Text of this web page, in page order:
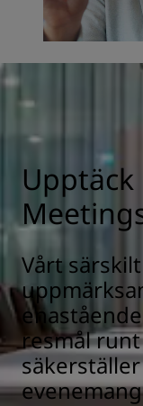
Upptäck
Vårt
resmål